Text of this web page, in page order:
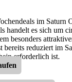
im Saturn
handelt es sich um
besonders
bereits reduziert im
erforderlich ist.